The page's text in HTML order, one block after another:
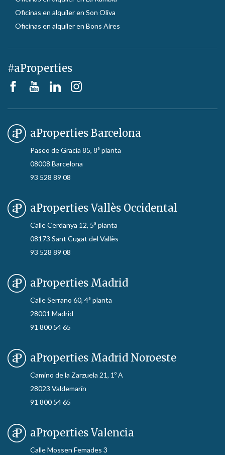
Oficinas en alquiler en Son Oliva
Oficinas en alquiler en Bons Aires
#aProperties
aProperties Barcelona
Paseo de Gracia 85, 8ª planta
08008 Barcelona
93 528 89 08
aProperties Vallès Occidental
Calle Cerdanya 12, 5ª planta
08173 Sant Cugat del Vallès
93 528 89 08
aProperties Madrid
Calle Serrano 60, 4ª planta
28001 Madrid
91 800 54 65
aProperties Madrid Noroeste
Camino de la Zarzuela 21, 1º A
28023 Valdemarín
91 800 54 65
aProperties Valencia
Calle Mossen Femades 3